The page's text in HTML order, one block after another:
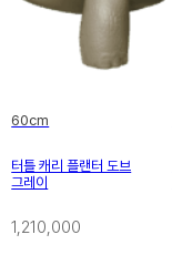
60cm
터틀 캐리 플랜터 도브
그레이
1,210,000